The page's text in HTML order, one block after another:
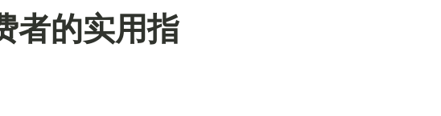
者的实用指